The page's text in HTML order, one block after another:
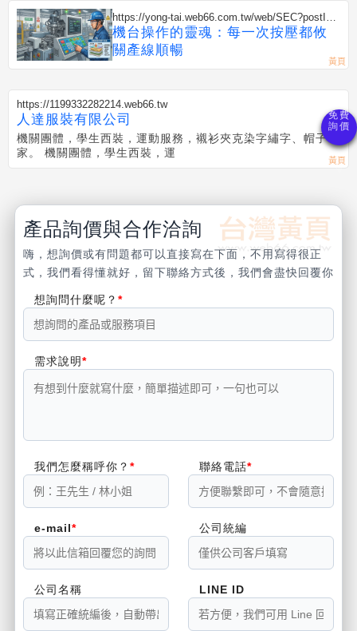
https://yong-tai.web66.com.tw/web/SEC?postId=
1355425
機台操作的靈魂：每一次按壓都攸
關產線順暢
https://1199332282214.web66.tw
人達服裝有限公司
機關團體，學生西裝，運動服務，襯衫夾克染字繡字、帽子專
家。 機關團體，學生西裝，運
產品詢價與合作洽詢
嗨，想詢價或有問題都可以直接寫在下面，不用寫得很正
式，我們看得懂就好，留下聯絡方式後，我們會盡快回覆你
想詢問什麼呢？
需求說明
我們怎麼稱呼你？ 聯絡電話
e-mail 公司統編
公司名稱 LINE ID